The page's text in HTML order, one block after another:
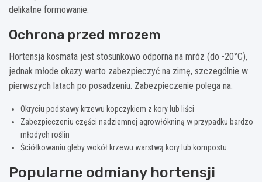
delikatne formowanie.
Ochrona przed mrozem
Hortensja kosmata jest stosunkowo odporna na mróz (do -20°C),
jednak młode okazy warto zabezpieczyć na zimę, szczególnie w
pierwszych latach po posadzeniu. Zabezpieczenie polega na:
Okryciu podstawy krzewu kopczykiem z kory lub liści
Zabezpieczeniu części nadziemnej agrowłókniną w przypadku bardzo
młodych roślin
Ściółkowaniu gleby wokół krzewu warstwą kory lub kompostu
Popularne odmiany hortensji